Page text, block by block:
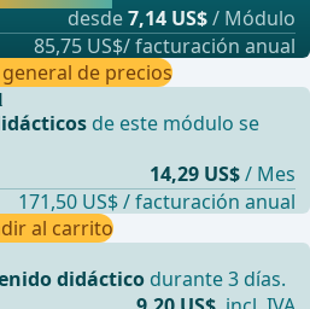
didáctico durante 3 días.
desde7,14 US$/ Módulo
85,75 US$/ facturación anual
de precios
de este módulo se
14,29 US$/ Mes
171,50 US$ / facturación anual
al carrito